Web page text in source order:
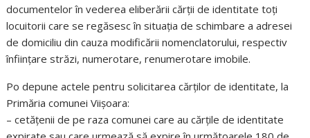
documentelor în vederea eliberării cărții de identitate toți
locuitorii care se regăsesc în situația de schimbare a adresei
de domiciliu din cauza modificării nomenclatorului, respectiv
înființare străzi, numerotare, renumerotare imobile.
Po depune actele pentru solicitarea cărților de identitate, la
Primăria comunei Viișoara:
– cetățenii de pe raza comunei care au cărțile de identitate